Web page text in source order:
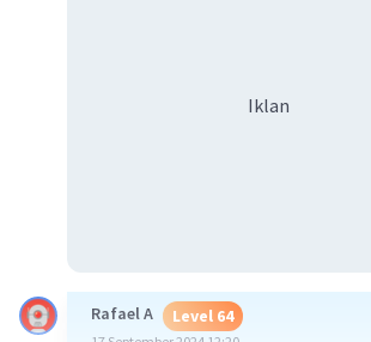
Iklan
Rafael A Level 64